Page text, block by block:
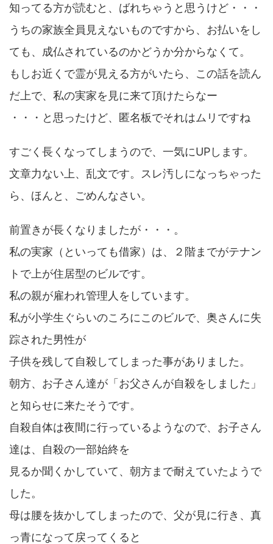
知ってる方が読むと、ばれちゃうと思うけど・・・
うちの家族全員見えないものですから、お払いをし
ても、成仏されているのかどうか分からなくて。
もしお近くで霊が見える方がいたら、この話を読ん
だ上で、私の実家を見に来て頂けたらなー
・・・と思ったけど、匿名板でそれはムリですね
すごく長くなってしまうので、一気にUPします。
文章力ない上、乱文です。スレ汚しになっちゃった
ら、ほんと、ごめんなさい。
前置きが長くなりましたが・・・。
私の実家（といっても借家）は、２階までがテナン
トで上が住居型のビルです。
私の親が雇われ管理人をしています。
私が小学生ぐらいのころにこのビルで、奥さんに失
踪された男性が
子供を残して自殺してしまった事がありました。
朝方、お子さん達が「お父さんが自殺をしました」
と知らせに来たそうです。
自殺自体は夜間に行っているようなので、お子さん
達は、自殺の一部始終を
見るか聞くかしていて、朝方まで耐えていたようで
した。
母は腰を抜かしてしまったので、父が見に行き、真
っ青になって戻ってくると